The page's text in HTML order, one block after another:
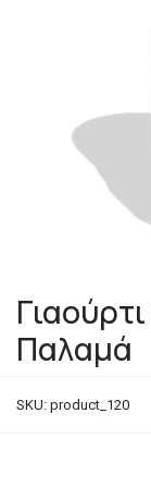
Παλαμά
SKU: product_120